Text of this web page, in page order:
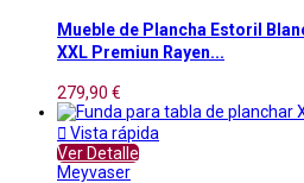
Mueble de Plancha Estoril
XXL Premiun Rayen...
279,90 €
 Vista rápida
Ver Detalle
Meyvaser